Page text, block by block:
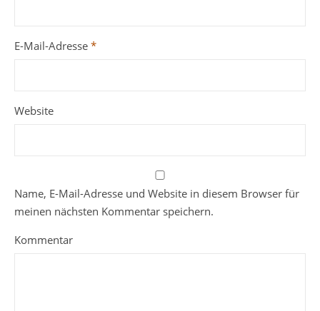
E-Mail-Adresse *
Website
Name, E-Mail-Adresse und Website in diesem Browser für
meinen nächsten Kommentar speichern.
Kommentar